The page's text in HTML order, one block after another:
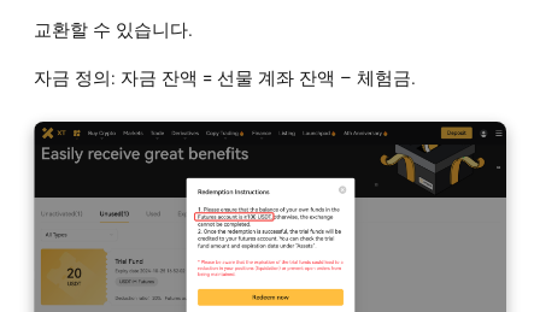
교환할 수 있습니다.
자금 정의: 자금 잔액 = 선물 계좌 잔액 – 체험금.